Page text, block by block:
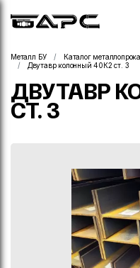
Металл БУ Каталог
Двутавр колонный 40К2 ст. 3
ДВУТАВР
СТ. 3